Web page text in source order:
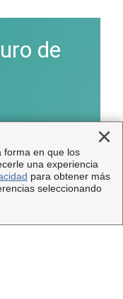
de
Vea qué
forma en que los
una experiencia
para obtener más
seleccionando